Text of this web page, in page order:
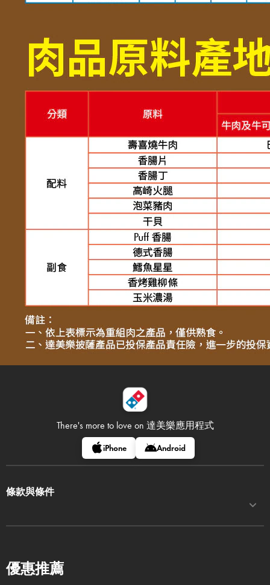
There's more to love on 達美樂應用程式
iPhone Android
條款與條件
優惠推薦